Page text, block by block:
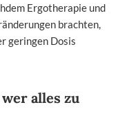
Ergotherapie und
brachten,
geringen Dosis
alles zu